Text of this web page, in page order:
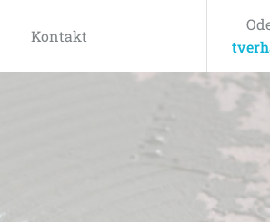
Kontakt